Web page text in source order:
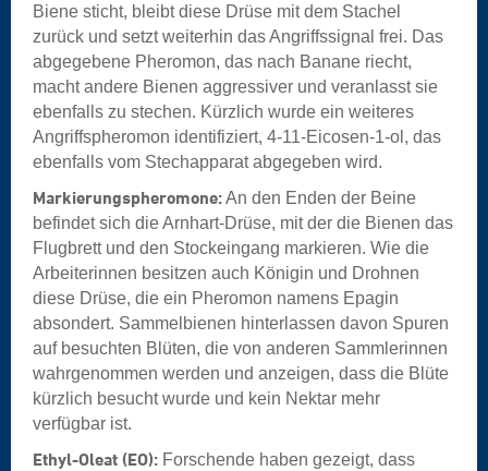
Biene sticht, bleibt diese Drüse mit dem Stachel
zurück und setzt weiterhin das Angriffssignal frei. Das
abgegebene Pheromon, das nach Banane riecht,
macht andere Bienen aggressiver und veranlasst sie
ebenfalls zu stechen. Kürzlich wurde ein weiteres
Angriffspheromon identifiziert, 4-11-Eicosen-1-ol, das
ebenfalls vom Stechapparat abgegeben wird.
Markierungspheromone:An den Enden der Beine
befindet sich die Arnhart-Drüse, mit der die Bienen das
Flugbrett und den Stockeingang markieren. Wie die
Arbeiterinnen besitzen auch Königin und Drohnen
diese Drüse, die ein Pheromon namens Epagin
absondert. Sammelbienen hinterlassen davon Spuren
auf besuchten Blüten, die von anderen Sammlerinnen
wahrgenommen werden und anzeigen, dass die Blüte
kürzlich besucht wurde und kein Nektar mehr
verfügbar ist.
Ethyl-Oleat (EO): Forschende haben gezeigt, dass